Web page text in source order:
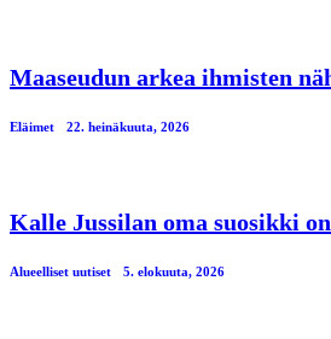
Maaseudun arkea ihmisten
Eläimet 22. heinäkuuta, 2026
Kalle Jussilan oma suosikki
Alueelliset uutiset 5. elokuuta, 2026